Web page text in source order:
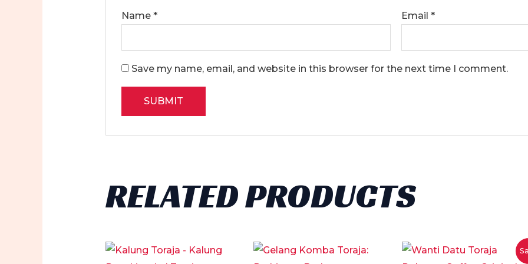
Name* Email*
Save my name, email, and website in this browser for the next time I comment.
RELATED PRODUCTS